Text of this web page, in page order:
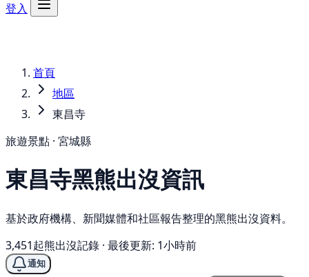
登入
首頁
地區
東昌寺
旅遊景點 · 宮城縣
東昌寺黑熊出沒資訊
基於政府機構、新聞媒體和社區報告整理的黑熊出沒資料。
3,451起熊出沒記錄 · 最後更新: 1小時前
通知